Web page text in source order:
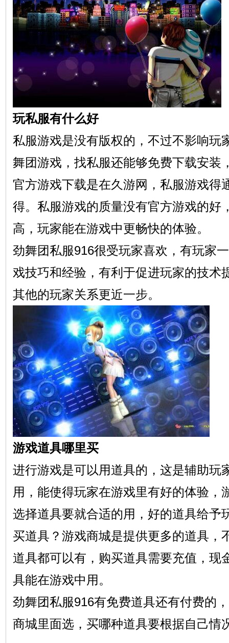
玩私服有什么好
私服游戏是没有版权的，不过不影响玩
舞团游戏，找私服还能够免费下载安装
官方游戏下载是在久游网，私服游戏得
得。私服游戏的质量没有官方游戏的好
高，玩家能在游戏中更畅快的体验。
劲舞团私服916很受玩家喜欢，有玩家
戏技巧和经验，有利于促进玩家的技术
其他的玩家关系更近一步。
游戏道具哪里买
进行游戏是可以用道具的，这是辅助玩
用，能使得玩家在游戏里有好的体验，
选择道具要就合适的用，好的道具给予
买道具？游戏商城是提供更多的道具，
道具都可以有，购买道具需要充值，现
具能在游戏中用。
劲舞团私服916有免费道具还有付费的
商城里面选，买哪种道具要根据自己情